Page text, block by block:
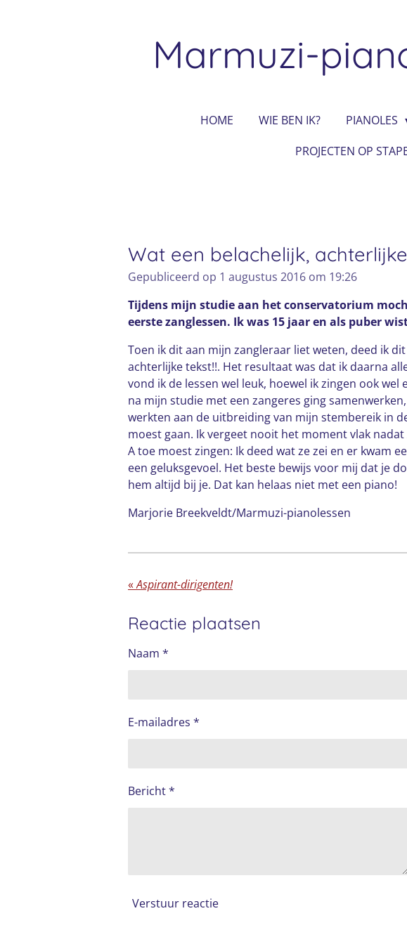
Marmuzi-
HOME WIE BEN IK? PIANOLES
PROJECTEN OP
Wat een belachelijk,
Gepubliceerd op 1 augustus 2016 om 19:26
Tijdens mijn studie aan het conservatorium
eerste zanglessen. Ik was 15 jaar en als puber
Toen ik dit aan mijn zangleraar liet weten, deed ik
achterlijke tekst!!. Het resultaat was dat ik daarna
vond ik de lessen wel leuk, hoewel ik zingen ook
na mijn studie met een zangeres ging
werkten aan de uitbreiding van mijn stembereik in
moest gaan. Ik vergeet nooit het moment vlak
A toe moest zingen: Ik deed wat ze zei en er kwam
een geluksgevoel. Het beste bewijs voor mij dat je
hem altijd bij je. Dat kan helaas niet met een piano!
Marjorie Breekveldt/Marmuzi-pianolessen
«Aspirant-dirigenten!
Reactie plaatsen
Naam *
E-mailadres *
Bericht *
Verstuur reactie